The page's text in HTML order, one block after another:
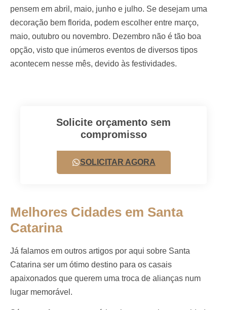
pensem em abril, maio, junho e julho. Se desejam uma
decoração bem florida, podem escolher entre março,
maio, outubro ou novembro. Dezembro não é tão boa
opção, visto que inúmeros eventos de diversos tipos
acontecem nesse mês, devido às festividades.
Solicite orçamento sem
compromisso
SOLICITAR AGORA
Melhores Cidades em Santa
Catarina
Já falamos em outros artigos por aqui sobre Santa
Catarina ser um ótimo destino para os casais
apaixonados que querem uma troca de alianças num
lugar memorável.